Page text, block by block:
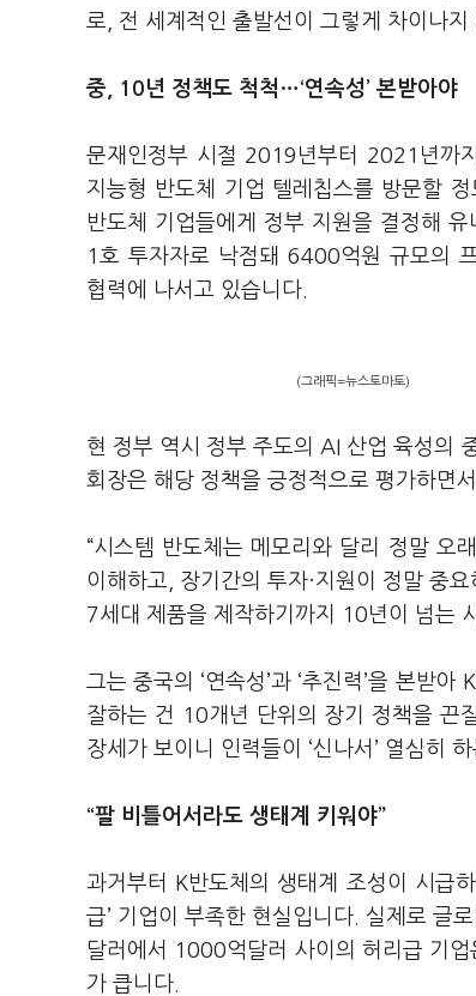
로, 전 세계적인 출발선이 그렇게 차이나지
중, 10년 정책도 척척…‘연속성’ 본받아야
문재인정부 시절 2019년부터 2021년까
지능형 반도체 기업 텔레칩스를 방문할
반도체 기업들에게 정부 지원을 결정해
1호 투자자로 낙점돼 6400억원 규모의
협력에 나서고 있습니다.
(그래픽=뉴스토마토)
현 정부 역시 정부 주도의 AI 산업 육성의
회장은 해당 정책을 긍정적으로 평가하면
“시스템 반도체는 메모리와 달리 정말 오
이해하고, 장기간의 투자·지원이 정말 중
7세대 제품을 제작하기까지 10년이 넘는
그는 중국의 ‘연속성’과 ‘추진력’을 본받
잘하는 건 10개년 단위의 장기 정책을 끈
장세가 보이니 인력들이 ‘신나서’ 열심히
“팔 비틀어서라도 생태계 키워야”
과거부터 K반도체의 생태계 조성이 시급
급’ 기업이 부족한 현실입니다. 실제로 글
달러에서 1000억달러 사이의 허리급 기
가 큽니다.